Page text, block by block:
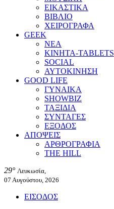
ΕΙΚΑΣΤΙΚΑ
ΒΙΒΛΙΟ
ΧΕΙΡΟΓΡΑΦΑ
GEEK
ΝΕΑ
ΚΙΝΗΤΑ-TABLETS
SOCIAL
ΑΥΤΟΚΙΝΗΣΗ
GOOD LIFE
ΓΥΝΑΙΚΑ
SHOWBIZ
ΤΑΞΙΔΙΑ
ΣΥΝΤΑΓΕΣ
ΕΞΟΔΟΣ
ΑΠΟΨΕΙΣ
ΑΡΘΡΟΓΡΑΦΙΑ
THE HILL
29° Λευκωσία,
07 Αυγούστου, 2026
ΕΙΣΟΔΟΣ